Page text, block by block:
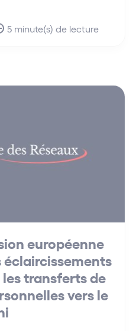
5 minute(s) de lecture
européenne
éclaircissements
transferts de
vers le